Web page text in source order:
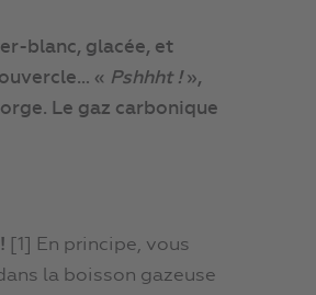
blanc, glacée, et
« Pshhht !»,
Le gaz carbonique
[1] En principe, vous
la boisson gazeuse